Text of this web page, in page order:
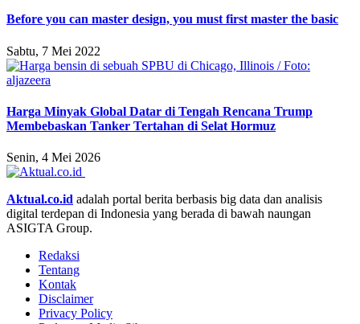
Before you can master design, you must first master the basic
Sabtu, 7 Mei 2022
Harga Minyak Global Datar di Tengah Rencana Trump
Membebaskan Tanker Tertahan di Selat Hormuz
Senin, 4 Mei 2026
Aktual.co.id adalah portal berita berbasis big data dan analisis
digital terdepan di Indonesia yang berada di bawah naungan
ASIGTA Group.
Redaksi
Tentang
Kontak
Disclaimer
Privacy Policy